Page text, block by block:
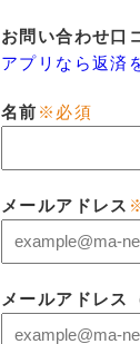
お問い合わせ口
アプリなら返済
名前 ※必須
メールアドレス
メールアドレス